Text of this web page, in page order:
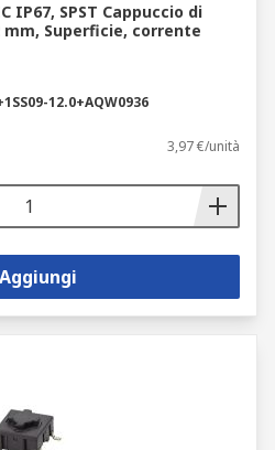
SPST Cappuccio di
Superficie, corrente
12.0+AQW0936
3,97 €/unità